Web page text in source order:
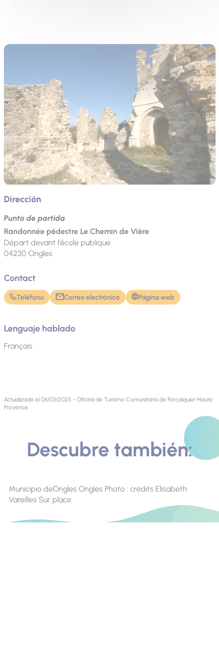
Dirección
Punto de partida
Randonnée pédestre Le Chemin de Vière
Départ devant l'école publique
04230 Ongles
Contact
Teléfono Correo electrónico Página web
Lenguaje hablado
Français
Actualizado el 06/03/2025 - Oficina de Turismo Comunitaria de Forcalquier Haute
Provence
Descubre también:
Municipio deOngles Ongles Photo : crédits Elisabeth
Vareilles Sur place